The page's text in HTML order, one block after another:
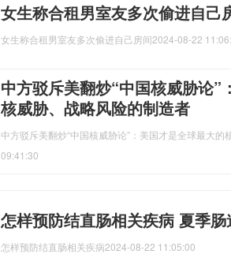
女生称合租男室友多次偷进自己
女生称合租男室友多次偷进自己房间2024-08-22
中方驳斥美翻炒“中国核威胁论”
核威胁、战略风险的制造者
中方驳斥美翻炒“中国核威胁论”：美国才是全球最大的
09:41:30
怎样预防结直肠相关疾病 夏季
怎样预防结直肠相关疾病2024-08-22 11:05:00